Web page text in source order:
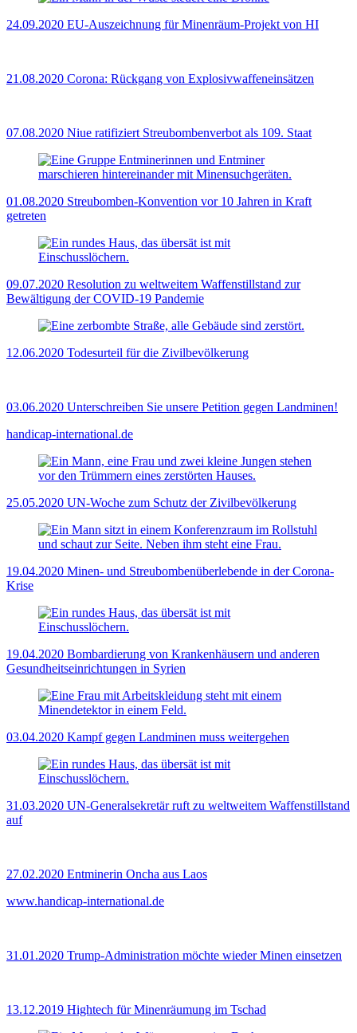
24.09.2020 EU-Auszeichnung für Minenräum-Projekt von HI
21.08.2020 Corona: Rückgang von Explosivwaffeneinsätzen
07.08.2020 Niue ratifiziert Streubombenverbot als 109. Staat
01.08.2020 Streubomben-Konvention vor 10 Jahren in Kraft
getreten
09.07.2020 Resolution zu weltweitem Waffenstillstand zur
Bewältigung der COVID-19 Pandemie
12.06.2020 Todesurteil für die Zivilbevölkerung
03.06.2020 Unterschreiben Sie unsere Petition gegen Landminen!
handicap-international.de
25.05.2020 UN-Woche zum Schutz der Zivilbevölkerung
19.04.2020 Minen- und Streubombenüberlebende in der Corona-
Krise
19.04.2020 Bombardierung von Krankenhäusern und anderen
Gesundheitseinrichtungen in Syrien
03.04.2020 Kampf gegen Landminen muss weitergehen
31.03.2020 UN-Generalsekretär ruft zu weltweitem Waffenstillstand
auf
27.02.2020 Entminerin Oncha aus Laos
www.handicap-international.de
31.01.2020 Trump-Administration möchte wieder Minen einsetzen
13.12.2019 Hightech für Minenräumung im Tschad